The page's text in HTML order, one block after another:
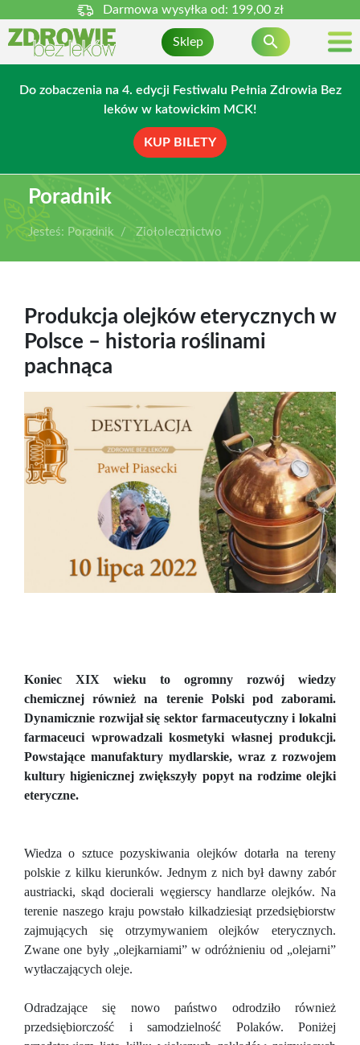
Darmowa wysyłka od: 199,00 zł
Sklep 
Do zobaczenia na 4. edycji Festiwalu Pełnia Zdrowia Bez
leków w katowickim MCK!
KUP BILETY
Poradnik
Jesteś: Poradnik Ziołolecznictwo
Produkcja olejków eterycznych w
Polsce – historia roślinami
pachnąca
Koniec XIX wieku to ogromny rozwój wiedzy
chemicznej również na terenie Polski pod zaborami.
Dynamicznie rozwijał się sektor farmaceutyczny i lokalni
farmaceuci wprowadzali kosmetyki własnej produkcji.
Powstające manufaktury mydlarskie, wraz z rozwojem
kultury higienicznej zwiększyły popyt na rodzime olejki
eteryczne.
Wiedza o sztuce pozyskiwania olejków dotarła na tereny
polskie z kilku kierunków. Jednym z nich był dawny zabór
austriacki, skąd docierali węgierscy handlarze olejków. Na
terenie naszego kraju powstało kilkadziesiąt przedsiębiorstw
zajmujących się otrzymywaniem olejków eterycznych.
Zwane one były „olejkarniami” w odróżnieniu od „olejarni”
wytłaczających oleje.
Odradzające się nowo państwo odrodziło również
przedsiębiorczość i samodzielność Polaków. Poniżej